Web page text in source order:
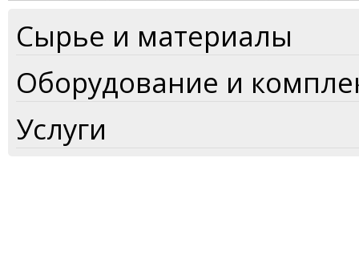
Сырье и материалы
Оборудование и
Услуги